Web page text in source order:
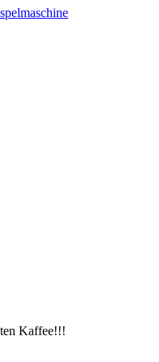
Kaffee!!!